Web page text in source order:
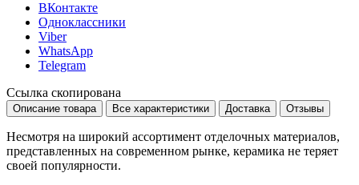
ВКонтакте
Одноклассники
Viber
WhatsApp
Telegram
Ссылка скопирована
Описание товара Все характеристики Доставка Отзывы
Несмотря на широкий ассортимент отделочных материалов,
представленных на современном рынке, керамика не теряет
своей популярности.